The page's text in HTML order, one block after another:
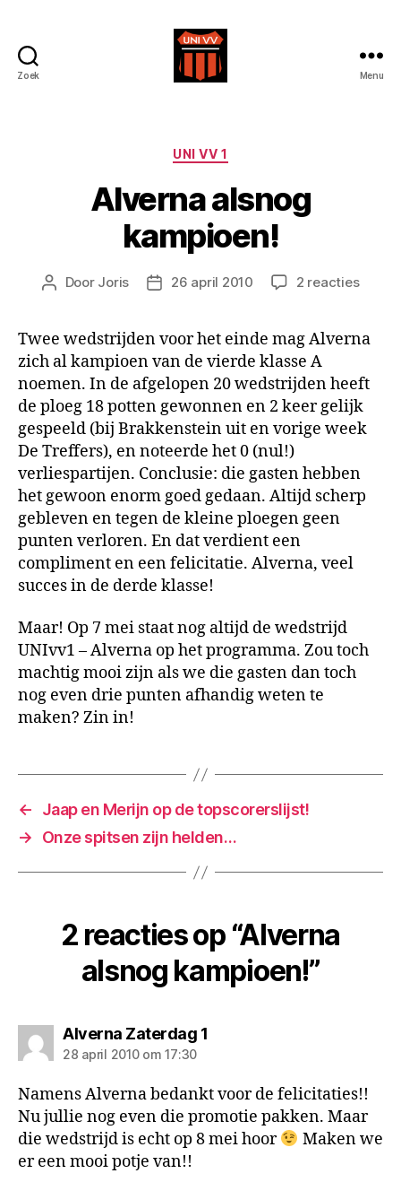
Zoek Menu
Categorieën
UNI VV 1
Alverna alsnog
kampioen!
Berichtauteur
Door Joris Berichtdatum
26 april 2010 2 reactiesop
Twee wedstrijden voor het einde mag Alverna
zich al kampioen van de vierde klasse A
noemen. In de afgelopen 20 wedstrijden heeft
de ploeg 18 potten gewonnen en 2 keer gelijk
gespeeld (bij Brakkenstein uit en vorige week
De Treffers), en noteerde het 0 (nul!)
verliespartijen. Conclusie: die gasten hebben
het gewoon enorm goed gedaan. Altijd scherp
gebleven en tegen de kleine ploegen geen
punten verloren. En dat verdient een
compliment en een felicitatie. Alverna, veel
succes in de derde klasse!
Maar! Op 7 mei staat nog altijd de wedstrijd
UNIvv1 – Alverna op het programma. Zou toch
machtig mooi zijn als we die gasten dan toch
nog even drie punten afhandig weten te
maken? Zin in!
←
Jaap en Merijn op de topscorerslijst!
→
Onze spitsen zijn helden…
2 reacties op “Alverna
alsnog kampioen!”
Alverna Zaterdag 1
28 april 2010 om 17:30
Namens Alverna bedankt voor de felicitaties!!
Nu jullie nog even die promotie pakken. Maar
die wedstrijd is echt op 8 mei hoor
Maken we
er een mooi potje van!!